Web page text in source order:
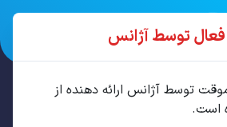
4 شب مرداد
فعال توسط آژانس
توسط آژانس ارائه دهنده از
است.